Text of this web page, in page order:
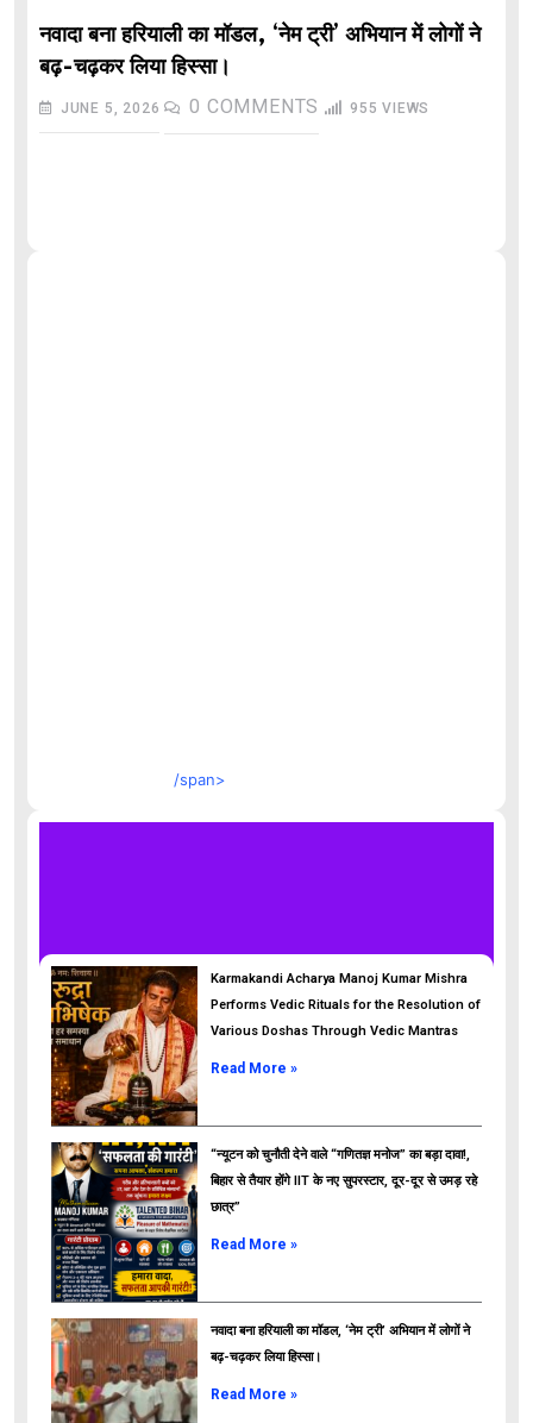
नवादा बना हरियाली का मॉडल, ‘नेम ट्री’ अभियान में लोगों ने
बढ़-चढ़कर लिया हिस्सा।
JUNE 5, 2026 0 COMMENTS 955 VIEWS
/span>
ads
Karmakandi Acharya Manoj Kumar Mishra
Performs Vedic Rituals for the Resolution of
Various Doshas Through Vedic Mantras
Read More »
“न्यूटन को चुनौती देने वाले “गणितज्ञ मनोज” का बड़ा दावा!,
बिहार से तैयार होंगे IIT के नए सुपरस्टार, दूर-दूर से उमड़ रहे
छात्र”
Read More »
नवादा बना हरियाली का मॉडल, ‘नेम ट्री’ अभियान में लोगों ने
बढ़-चढ़कर लिया हिस्सा।
Read More »